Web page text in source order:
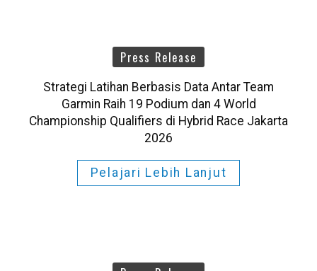
Press Release
Strategi Latihan Berbasis Data Antar Team
Garmin Raih 19 Podium dan 4 World
Championship Qualifiers di Hybrid Race Jakarta
2026
Pelajari Lebih Lanjut